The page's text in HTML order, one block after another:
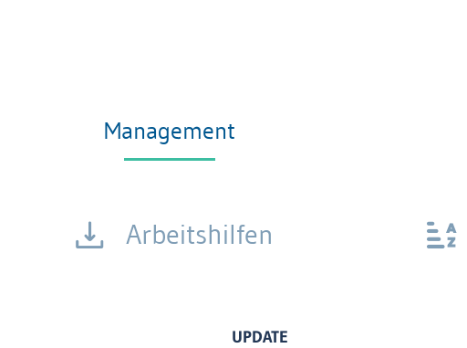
Management
Arbeitshilfen
UPDATE